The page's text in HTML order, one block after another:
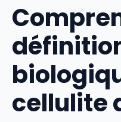
cellulite